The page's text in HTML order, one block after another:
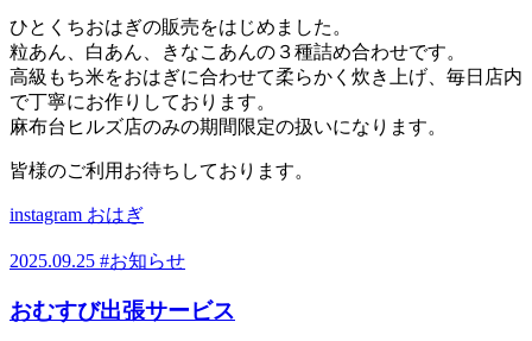
ひとくちおはぎの販売をはじめました。
粒あん、白あん、きなこあんの３種詰め合わせです。
高級もち米をおはぎに合わせて柔らかく炊き上げ、毎日店内
で丁寧にお作りしております。
麻布台ヒルズ店のみの期間限定の扱いになります。
皆様のご利用お待ちしております。
instagram おはぎ
2025.09.25 #お知らせ
おむすび出張サービス